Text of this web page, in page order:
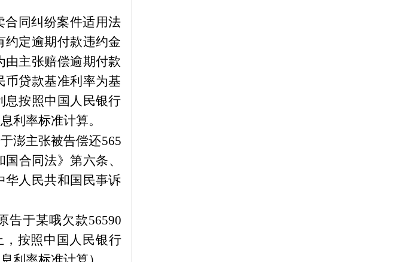
合同纠纷案件适用法
约定逾期付款违约金
由主张赔偿逾期付款
币贷款基准利率为基
息按照中国人民银行
利率标准计算。
澎主张被告偿还565
合同法》第六条、
华人民共和国民事诉
告于某哦欠款56590
，按照中国人民银行